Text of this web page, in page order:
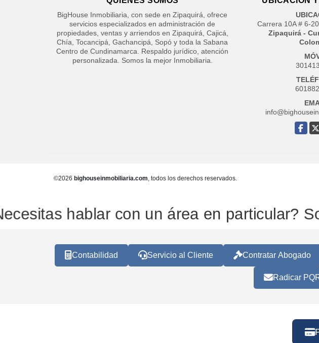
BigHouse Inmobiliaria, con sede en Zipaquirá, ofrece
servicios especializados en administración de
propiedades, ventas y arriendos en Zipaquirá, Cajicá,
Chía, Tocancipá, Gachancipá, Sopó y toda la Sabana
Centro de Cundinamarca. Respaldo jurídico, atención
personalizada. Somos la mejor Inmobiliaria.
Carrera 10A # 6-
Zipaquirá -
X
©2026 bighouseinmobiliaria.com, todos los derechos reservados.
hablar con un área en particular?
Contabilidad Servicio al Cliente Contratar Abogado
Radicar